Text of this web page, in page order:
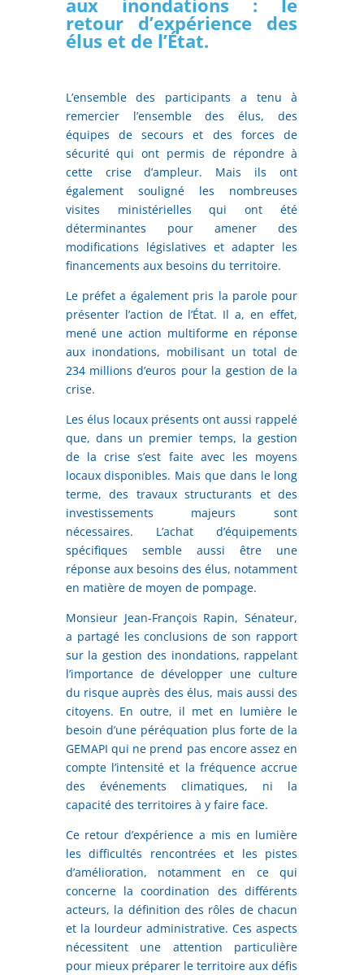
retour d’expérience des
élus et de l’État.
L’ensemble des participants a tenu à
remercier l’ensemble des élus, des
équipes de secours et des forces de
sécurité qui ont permis de répondre à
cette crise d’ampleur. Mais ils ont
également souligné les nombreuses
visites ministérielles qui ont été
déterminantes pour amener des
modifications législatives et adapter les
financements aux besoins du territoire.
Le préfet a également pris la parole pour
présenter l’action de l’État. Il a, en effet,
mené une action multiforme en réponse
aux inondations, mobilisant un total de
234 millions d’euros pour la gestion de la
crise.
Les élus locaux présents ont aussi rappelé
que, dans un premier temps, la gestion
de la crise s’est faite avec les moyens
locaux disponibles. Mais que dans le long
terme, des travaux structurants et des
investissements majeurs sont
nécessaires. L’achat d’équipements
spécifiques semble aussi être une
réponse aux besoins des élus, notamment
en matière de moyen de pompage.
Monsieur Jean-François Rapin, Sénateur,
a partagé les conclusions de son rapport
sur la gestion des inondations, rappelant
l’importance de développer une culture
du risque auprès des élus, mais aussi des
citoyens. En outre, il met en lumière le
besoin d’une péréquation plus forte de la
GEMAPI qui ne prend pas encore assez en
compte l’intensité et la fréquence accrue
des événements climatiques, ni la
capacité des territoires à y faire face.
Ce retour d’expérience a mis en lumière
les difficultés rencontrées et les pistes
d’amélioration, notamment en ce qui
concerne la coordination des différents
acteurs, la définition des rôles de chacun
et la lourdeur administrative. Ces aspects
nécessitent une attention particulière
pour mieux préparer le territoire aux défis